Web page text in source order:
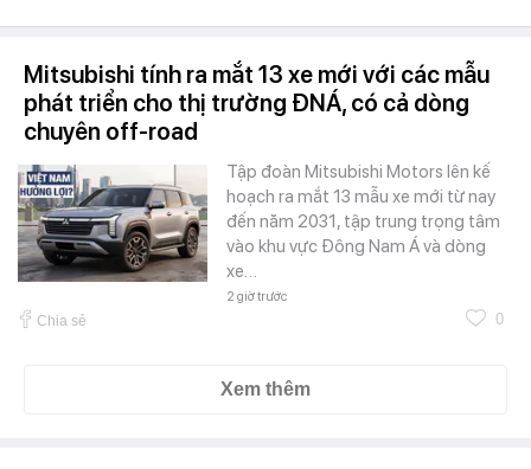
Mitsubishi tính ra mắt 13 xe mới với các mẫu
phát triển cho thị trường ĐNÁ, có cả dòng
chuyên off-road
Tập đoàn Mitsubishi Motors lên kế
hoạch ra mắt 13 mẫu xe mới từ nay
đến năm 2031, tập trung trọng tâm
vào khu vực Đông Nam Á và dòng
xe…
2 giờ trước
Chia sẻ 0
Xem thêm